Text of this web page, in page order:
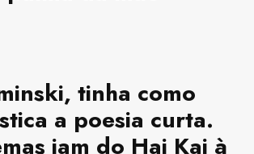
tinha como
a poesia curta.
iam do Hai Kai à